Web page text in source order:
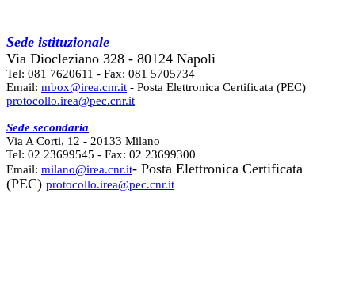
Sede istituzionale
Via Diocleziano 328 - 80124 Napoli
Tel: 081 7620611 - Fax: 081 5705734
Email: mbox@irea.cnr.it - Posta Elettronica Certificata (PEC)
protocollo.irea@pec.cnr.it
Sede secondaria
Via A Corti, 12 - 20133 Milano
Tel: 02 23699545 - Fax: 02 23699300
Email: milano@irea.cnr.it- Posta Elettronica Certificata
(PEC) protocollo.irea@pec.cnr.it